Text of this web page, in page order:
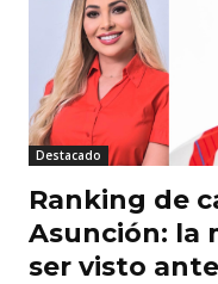
Destacado
Ranking de
Asunción: la
ser visto